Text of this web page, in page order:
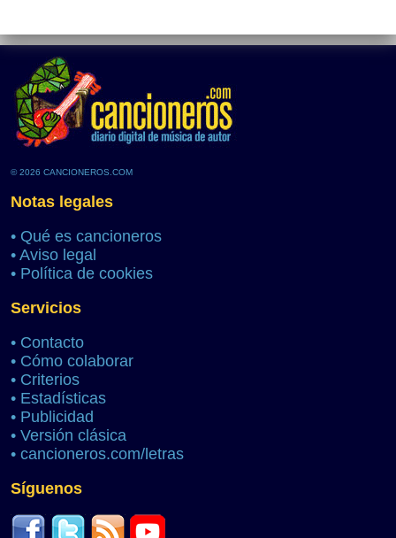
© 2026 CANCIONEROS.COM
Notas legales
• Qué es cancioneros
• Aviso legal
• Política de cookies
Servicios
• Contacto
• Cómo colaborar
• Criterios
• Estadísticas
• Publicidad
• Versión clásica
• cancioneros.com/letras
Síguenos